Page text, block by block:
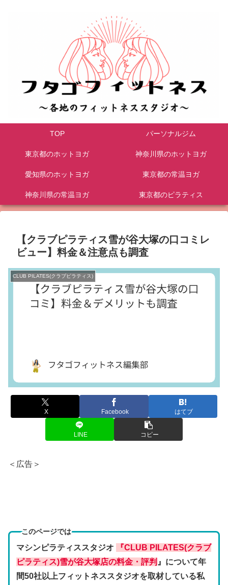
TOP パーソナルジム
東京都のホットヨガ 神奈川県のホットヨガ
愛知県のホットヨガ 東京都の常温ヨガ
神奈川県の常温ヨガ 東京都のピラティス
【クラブピラティス雪が谷大塚の口コミレ
ビュー】料金＆注意点も調査
CLUB PILATES(クラブピラティス)
X Facebook はてブ
LINE コピー
＜広告＞
このページでは
マシンピラティススタジオ
『CLUB PILATES(クラブ
ピラティス)雪が谷大塚店の料金・評判 』について年
間50社以上フィットネススタジオを取材している私